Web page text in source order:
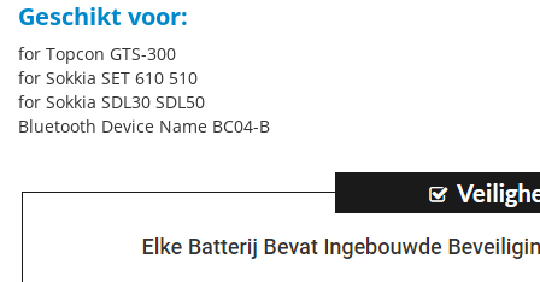
Geschikt voor:
for Topcon GTS-300
for Sokkia SET 610 510
for Sokkia SDL30 SDL50
Bluetooth Device Name BC04-B